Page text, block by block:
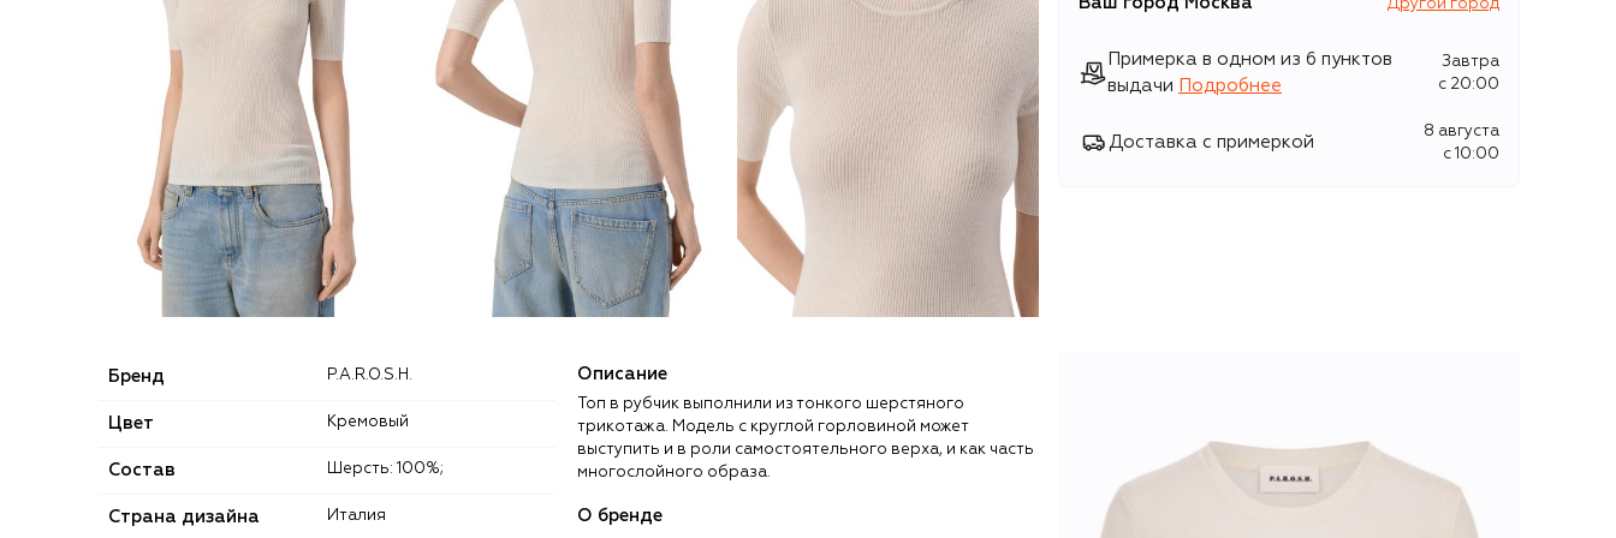
Другой город
Примерка в одном из 6 пунктов
выдачи
Подробнее
Завтра
c 20:00
Доставка с примеркой
8 августа
c 10:00
Бренд P.A.R.O.S.H.
Цвет Кремовый
Состав Шерсть: 100%;
Страна дизайна Италия
Описание
Топ в рубчик выполнили из тонкого шерстяного
трикотажа. Модель с круглой горловиной может
выступить и в роли самостоятельного верха, и как часть
многослойного образа.
О бренде